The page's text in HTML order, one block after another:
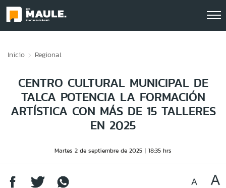
Inicio Regional
CENTRO CULTURAL MUNICIPAL DE
TALCA POTENCIA LA FORMACIÓN
ARTÍSTICA CON MÁS DE 15 TALLERES
EN 2025
Martes 2 de septiembre de 2025 18:35 hrs